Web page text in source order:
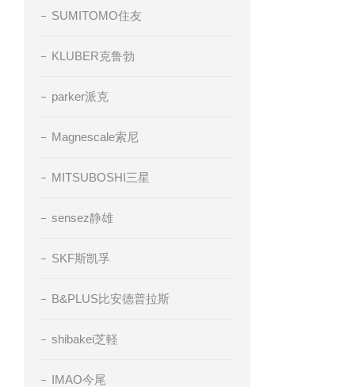
SUMITOMO住友
KLUBER克鲁勃
parker派克
Magnescale索尼
MITSUBOSHI三星
sensez静雄
SKF斯凯孚
B&PLUS比安德普拉斯
shibakei芝軽
IMAO今尾